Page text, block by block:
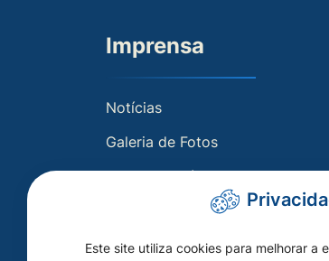
Imprensa
Notícias
Galeria de Fotos
Galeria de Vídeos
Este site utiliza cookies para melhorar a